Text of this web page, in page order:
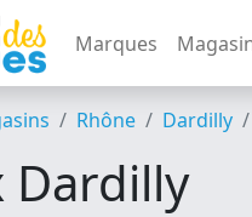
Marques
Rhône Dardilly
Dardilly